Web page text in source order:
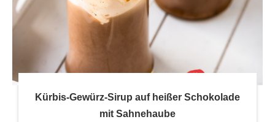
Kürbis-Gewürz-Sirup auf heißer Schokolade
mit Sahnehaube